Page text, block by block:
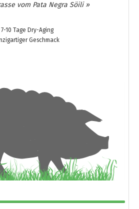
vom Pata Negra Söili »
7-10 Tage Dry-Aging
Geschmack